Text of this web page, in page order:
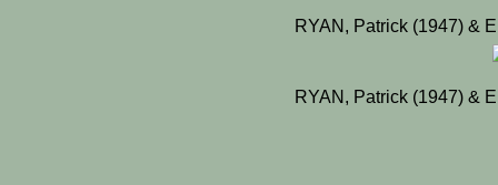
RYAN, Patrick (1947) &
RYAN, Patrick (1947) &